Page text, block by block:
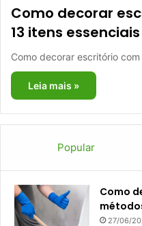
Como decorar
13 itens essenciais
Como decorar escritório
Leia mais »
Popular
Como
27/06/